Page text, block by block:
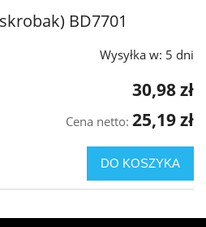
BD7701
Wysyłka w: 5 dni
30,98 zł
Cena netto: 25,19 zł
DO KOSZYKA